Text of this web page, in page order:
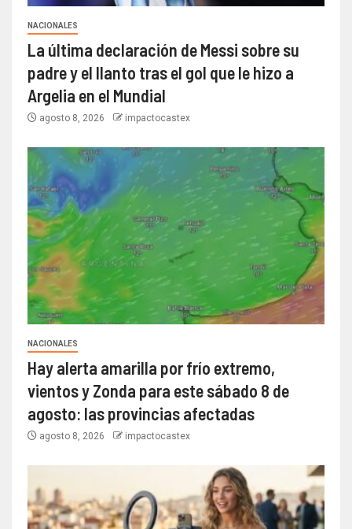
NACIONALES
La última declaración de Messi sobre su
padre y el llanto tras el gol que le hizo a
Argelia en el Mundial
agosto 8, 2026 impactocastex
NACIONALES
Hay alerta amarilla por frío extremo,
vientos y Zonda para este sábado 8 de
agosto: las provincias afectadas
agosto 8, 2026 impactocastex